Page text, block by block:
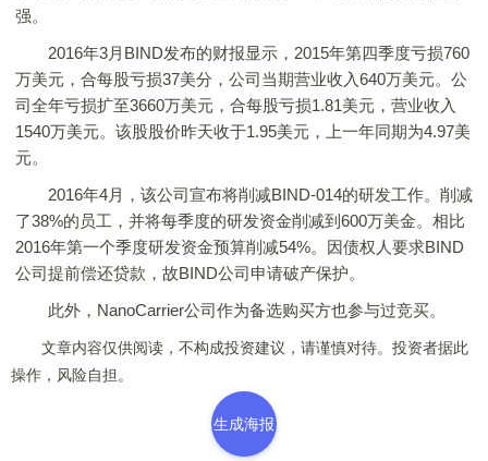
强。
2016年3月BIND发布的财报显示，2015年第四季度亏损760
万美元，合每股亏损37美分，公司当期营业收入640万美元。公
司全年亏损扩至3660万美元，合每股亏损1.81美元，营业收入
1540万美元。该股股价昨天收于1.95美元，上一年同期为4.97美
元。
2016年4月，该公司宣布将削减BIND-014的研发工作。削减
了38%的员工，并将每季度的研发资金削减到600万美金。相比
2016年第一个季度研发资金预算削减54%。因债权人要求BIND
公司提前偿还贷款，故BIND公司申请破产保护。
此外，NanoCarrier公司作为备选购买方也参与过竞买。
文章内容仅供阅读，不构成投资建议，请谨慎对待。投资者据此
操作，风险自担。
生成海报